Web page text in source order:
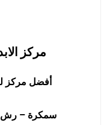
مركز
أفضل مركز
سمكرة – رش